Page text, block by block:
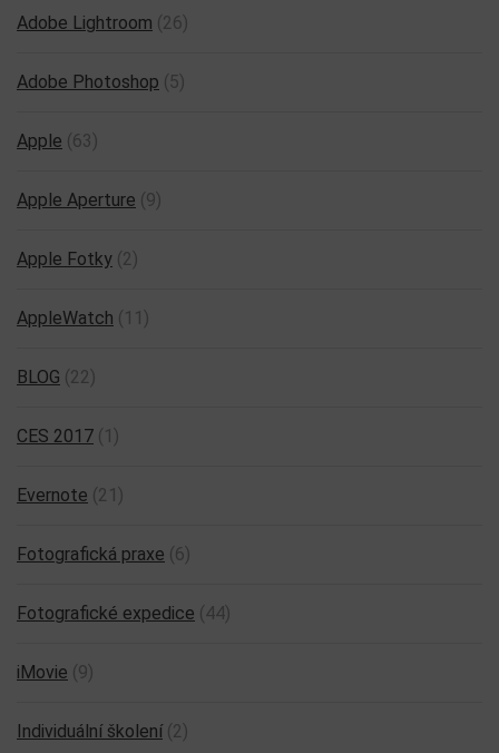
Adobe Lightroom (26)
Adobe Photoshop (5)
Apple (63)
Apple Aperture (9)
Apple Fotky (2)
AppleWatch (11)
BLOG (22)
CES 2017 (1)
Evernote (21)
Fotografická praxe (6)
Fotografické expedice (44)
iMovie (9)
Individuální školení (2)